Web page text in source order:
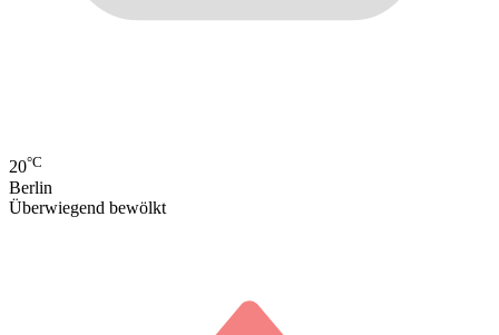
20°C
Berlin
Überwiegend bewölkt